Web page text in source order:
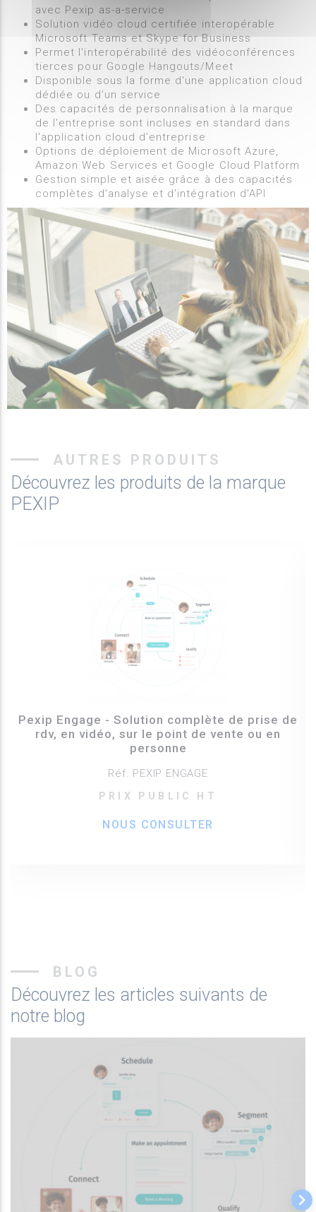
avec Pexip as-a-service
Solution vidéo cloud certifiée interopérable
Microsoft Teams et Skype for Business
Permet l'interopérabilité des vidéoconférences
tierces pour Google Hangouts/Meet
Disponible sous la forme d'une application cloud
dédiée ou d'un service
Des capacités de personnalisation à la marque
de l'entreprise sont incluses en standard dans
l'application cloud d'entreprise
Options de déploiement de Microsoft Azure,
Amazon Web Services et Google Cloud Platform
Gestion simple et aisée grâce à des capacités
complètes d'analyse et d'intégration d'API
AUTRES PRODUITS
Découvrez les produits de la marque
PEXIP
Pexip Engage - Solution complète de prise de
rdv, en vidéo, sur le point de vente ou en
personne
Réf. PEXIP ENGAGE
PRIX PUBLIC HT
NOUS CONSULTER
BLOG
Découvrez les articles suivants de
notre blog
keyboard_arrow_right